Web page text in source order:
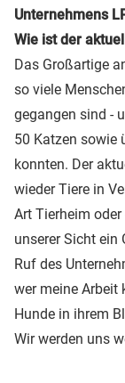
Unternehmens
Wie ist der
Das Großartige
so viele
gegangen sind -
50 Katzen sowie
konnten. Der
wieder Tiere in
Art Tierheim
unserer Sicht ein
Ruf des
wer meine Arbeit
Hunde in ihrem
Wir werden uns